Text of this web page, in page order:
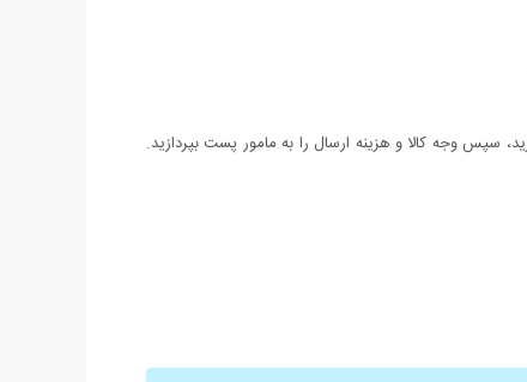
سپس وجه کالا و هزینه ارسال را به مامور پست بپردازید.